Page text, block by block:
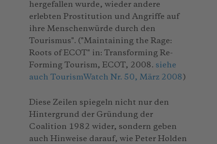
hergefallen wurde, wieder andere
erlebten Prostitution und Angriffe auf
ihre Menschenwürde durch den
Tourismus". ("Maintaining the Rage:
Roots of ECOT" in: Transforming Re-
Forming Tourism, ECOT, 2008. siehe
auch TourismWatch Nr. 50, März 2008 )
Diese Zeilen spiegeln nicht nur den
Hintergrund der Gründung der
Coalition 1982 wider, sondern geben
auch Hinweise darauf, wie Peter Holden